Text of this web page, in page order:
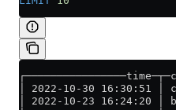
│ 2022-10-30
│ 2022-10-23